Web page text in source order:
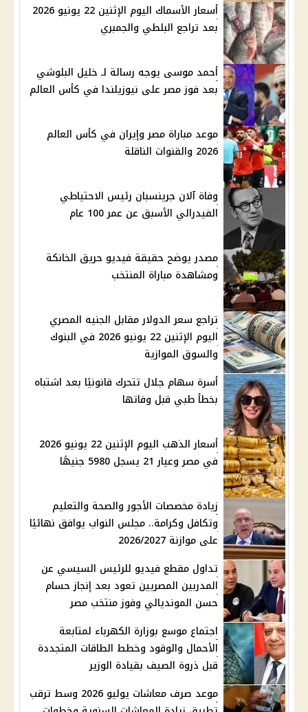
أسعار الأسماك اليوم الإثنين 22 يونيو 2026
بعد تراجع البلطي والجمبري
أحمد موسى يوجه رسالة لـ خليل البلوشي
بعد فوز مصر على نيوزيلندا في كأس العالم
موعد مباراة مصر وإيران في كأس العالم
2026 والقنوات الناقلة
وفاة آلان جرينسبان رئيس الاحتياطي
الفيدرالي الأسبق عن عمر 100 عام
مصدر يوضح حقيقة فيديو حريق الخانكة
ومشاهدة مباراة المنتخب
تراجع سعر الدولار مقابل الجنيه المصري
اليوم الإثنين 22 يونيو 2026 في البنوك
والسوق الموازية
أسرة سهام جلال تتحرك قانونيًا بعد اشتباه
بخطأ طبي قبل وفاتها
أسعار الذهب اليوم الإثنين 22 يونيو 2026
في مصر وعيار 21 يسجل 5980 جنيهًا
زيادة مخصصات الأجور والصحة والتعليم
وتكافل وكرامة.. مجلس النواب يوافق نهائيًا
على موازنة 2026/2027
تداول مقطع فيديو للرئيس السيسي عن
المدربين المصريين تعود بعد إنجاز حسام
حسن المونديالي وفوز منتخب مصر
اجتماع موسع بوزارة الكهرباء لمتابعة
الأحمال والوقود وخطط الطاقات المتجددة
قبل ذروة الصيف بقيادة الوزير
موعد صرف معاشات يوليو 2026 وسط ترقب